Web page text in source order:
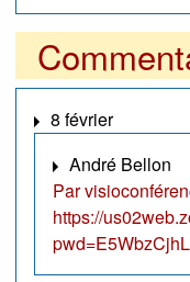
8 février
André Bellon
Par
https://